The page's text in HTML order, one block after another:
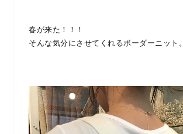
春が来た！！！
そんな気分にさせてくれるボーダーニット。